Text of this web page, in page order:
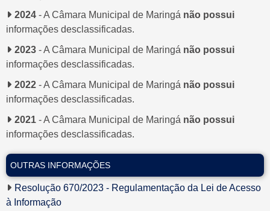
2024 - A Câmara Municipal de Maringá não possui
informações desclassificadas.
2023 - A Câmara Municipal de Maringá não possui
informações desclassificadas.
2022 - A Câmara Municipal de Maringá não possui
informações desclassificadas.
2021 - A Câmara Municipal de Maringá não possui
informações desclassificadas.
OUTRAS INFORMAÇÕES
Resolução 670/2023 - Regulamentação da Lei de Acesso
à Informação